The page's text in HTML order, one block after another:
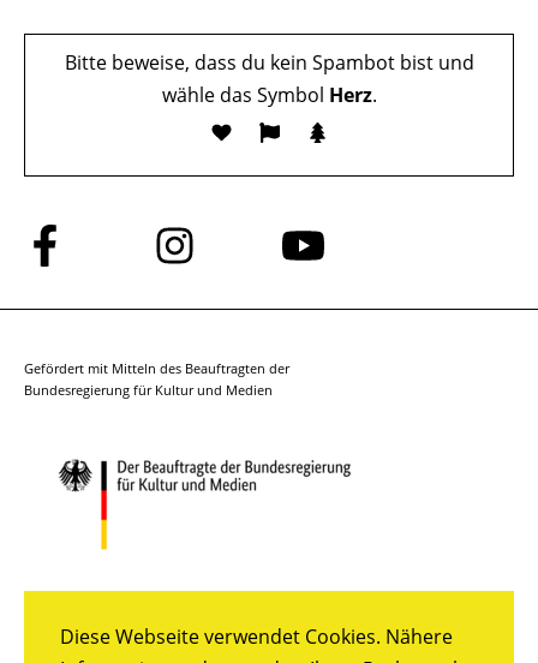
Diese Webseite verwendet Cookies. Nähere
Bitte beweise, dass du kein Spambot bist und
wähle das Symbol Herz.
Folge
uns
auf
Folge
uns
auf
Folge
auf
Gefördert mit Mitteln des Beauftragten der
Bundesregierung für Kultur und Medien